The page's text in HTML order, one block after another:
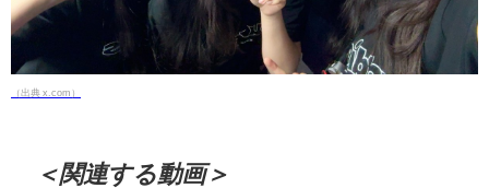
（出典 x.com）
＜関連する動画＞